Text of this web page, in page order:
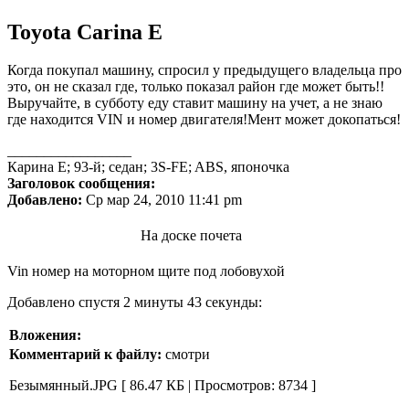
Toyota Carina E
Когда покупал машину, спросил у предыдущего владельца про
это, он не сказал где, только показал район где может быть!!
Выручайте, в субботу еду ставит машину на учет, а не знаю
где находится VIN и номер двигателя!Мент может докопаться!
Карина Е; 93-й; седан; 3S-FE; ABS, японочка
Заголовок сообщения:
Добавлено: Ср мар 24, 2010 11:41 pm
На доске почета
Vin номер на моторном щите под лобовухой
Добавлено спустя 2 минуты 43 секунды:
Вложения:
Комментарий к файлу: смотри
Безымянный.JPG [ 86.47 КБ | Просмотров: 8734 ]